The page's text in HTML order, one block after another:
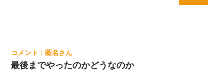
匿名
最後までやったのかどうなのか